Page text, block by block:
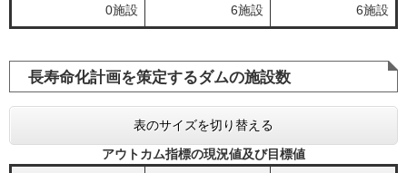
0施設 6施設 6施設
長寿命化計画を策定するダムの施設数
表のサイズを切り替える
アウトカム指標の現況値及び目標値